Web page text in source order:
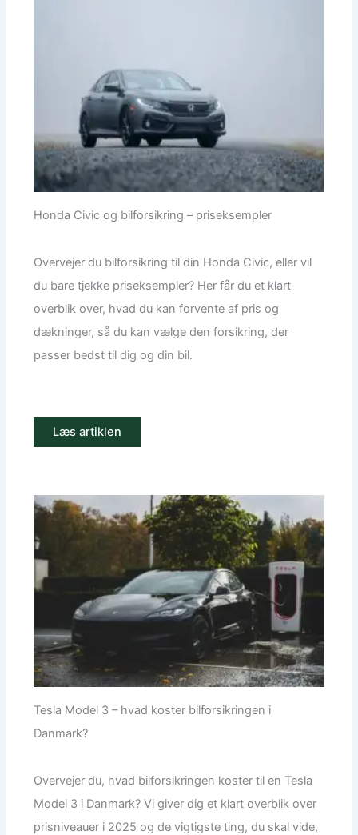
Honda Civic og bilforsikring – priseksempler
Overvejer du bilforsikring til din Honda Civic, eller vil
du bare tjekke priseksempler? Her får du et klart
overblik over, hvad du kan forvente af pris og
dækninger, så du kan vælge den forsikring, der
passer bedst til dig og din bil.
Læs artiklen
Tesla Model 3 – hvad koster bilforsikringen i
Danmark?
Overvejer du, hvad bilforsikringen koster til en Tesla
Model 3 i Danmark? Vi giver dig et klart overblik over
prisniveauer i 2025 og de vigtigste ting, du skal vide,